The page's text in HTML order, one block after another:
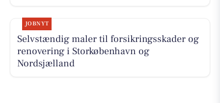
JOBNYT
Selvstændig maler til forsikringsskader og
renovering i Storkøbenhavn og
Nordsjælland